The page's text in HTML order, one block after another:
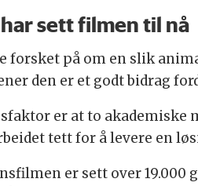
sett filmen til nå
forsket på om en slik
den er et godt bidrag
er at to
tett for å levere en
er sett over 19.000